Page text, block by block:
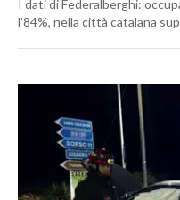
I dati di Federalberghi:
l’84%, nella città catalana